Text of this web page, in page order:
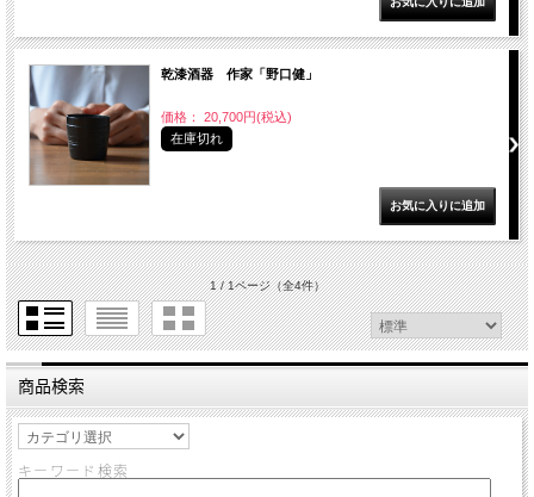
乾漆酒器 作家「野口健」
価格： 20,700円(税込)
在庫切れ
1 / 1ページ（全4件）
商品検索
キーワード検索